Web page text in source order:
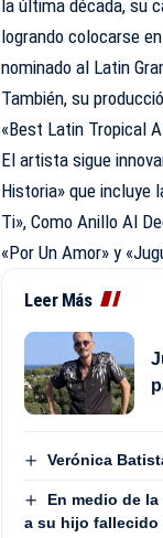
la última década, su
logrando colocarse
nominado al Latin
También, su
«Best Latin Tropical
El artista sigue
Historia» que incluye
Ti», Como Anillo Al
«Por Un Amor» y
Leer Más
Verónica
En medio de
a su hijo fallecido